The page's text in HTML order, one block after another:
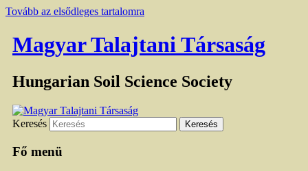
Tovább az elsődleges tartalomra
Magyar Talajtani Társaság
Hungarian Soil Science Society
Keresés
Fő menü